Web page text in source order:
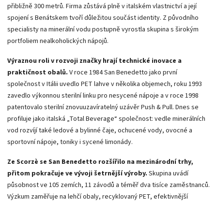
přibližně 300 metrů. Firma zůstává plně v italském vlastnictví a její
spojení s Benátskem tvoří důležitou součást identity. Z původního
specialisty na minerální vodu postupně vyrostla skupina s širokým
portfoliem nealkoholických nápojů.
Výraznou roli v rozvoji značky hrají technické inovace a
praktičnost obalů. V roce 1984 San Benedetto jako první
společnost v Itálii uvedlo PET lahve v několika objemech, roku 1993
zavedlo výkonnou sterilní linku pro nesycené nápoje a v roce 1998
patentovalo sterilní znovuuzavíratelný uzávěr Push & Pull. Dnes se
profiluje jako italská „Total Beverage“ společnost: vedle minerálních
vod rozvíjí také ledové a bylinné čaje, ochucené vody, ovocné a
sportovní nápoje, toniky i sycené limonády.
Ze Scorzè se San Benedetto rozšířilo na mezinárodní trhy,
přitom pokračuje ve vývoji šetrnější výroby. Skupina uvádí
působnost ve 105 zemích, 11 závodů a téměř dva tisíce zaměstnanců.
Výzkum zaměřuje na lehčí obaly, recyklovaný PET, efektivnější